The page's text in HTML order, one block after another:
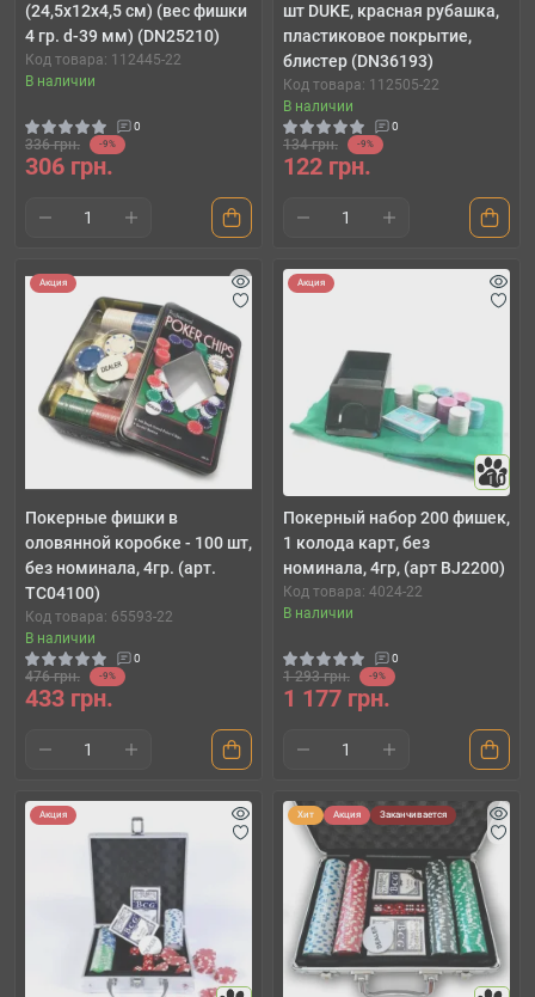
(24,5х12х4,5 см) (вес фишки
4 гр. d-39 мм) (DN25210)
Код товара: 112445-22
В наличии
0
336 грн. -9%
306 грн.
шт DUKE, красная рубашка,
пластиковое покрытие,
блистер (DN36193)
Код товара: 112505-22
В наличии
0
134 грн. -9%
122 грн.
Акция
Покерные фишки в
оловянной коробке - 100 шт,
без номинала, 4гр. (арт.
TC04100)
Код товара: 65593-22
В наличии
0
476 грн. -9%
433 грн.
Акция
10
Покерный набор 200 фишек,
1 колода карт, без
номинала, 4гр, (арт BJ2200)
Код товара: 4024-22
В наличии
0
1 293 грн. -9%
1 177 грн.
Акция Хит Акция Заканчивается